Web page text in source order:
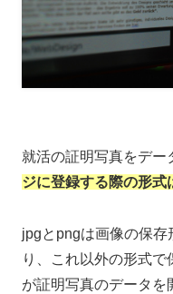
就活の証明写真をデー
ジに登録する際の形
jpgとpngは画像の保存
り、これ以外の形式で
が証明写真のデータを